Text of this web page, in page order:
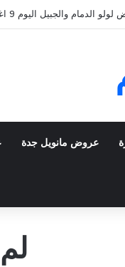
والجبيل اليوم 9 اغسطس 2026 الموافق 22 صفر 1448 عروض الطازج & العروض الأسبوعية
عروض مانويل جدة